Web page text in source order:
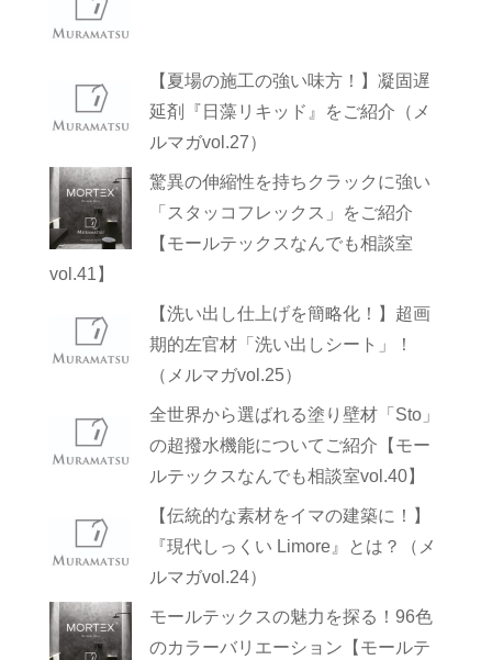
【夏場の施工の強い味方！】凝固遅
延剤『日藻リキッド』をご紹介（メ
ルマガvol.27）
驚異の伸縮性を持ちクラックに強い
「スタッコフレックス」をご紹介
【モールテックスなんでも相談室
vol.41】
【洗い出し仕上げを簡略化！】超画
期的左官材「洗い出しシート」！
（メルマガvol.25）
全世界から選ばれる塗り壁材「Sto」
の超撥水機能についてご紹介【モー
ルテックスなんでも相談室vol.40】
【伝統的な素材をイマの建築に！】
『現代しっくい Limore』とは？（メ
ルマガvol.24）
モールテックスの魅力を探る！96色
のカラーバリエーション【モールテ